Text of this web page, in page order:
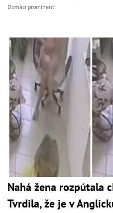
Domáci prominenti
Nahá žena rozpútala
Tvrdila, že je v